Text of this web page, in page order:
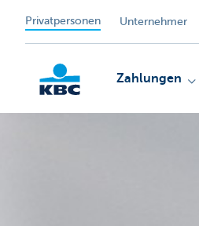
Privatpersonen Unternehmer
Zahlungen